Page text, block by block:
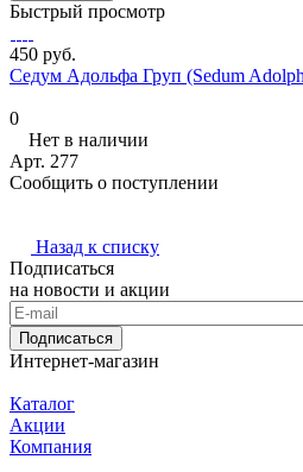
Быстрый просмотр
450 руб.
Седум Адольфа Груп (Sedum
0
Нет в наличии
Арт. 277
Сообщить о поступлении
Назад к списку
Подписаться
на новости и акции
Подписаться
Интернет-магазин
Каталог
Акции
Компания